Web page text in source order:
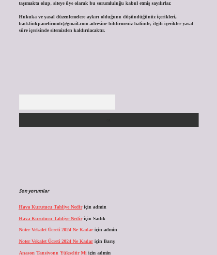
taşımakta olup, siteye üye olarak bu sorumluluğu kabul etmiş sayılırlar.
Hukuka ve yasal düzenlemelere aykırı olduğunu düşündüğünüz içerikleri,
backlinkpanelicomtr@gmail.comadresine bildirmeniz halinde, ilgili içerikler yasal
süre içerisinde sitemizden kaldırılacaktır.
Son yorumlar
Hava Kurutucu Tahliye Nediriçin admin
Hava Kurutucu Tahliye Nediriçin Sadık
Noter Vekalet Ücreti 2024 Ne Kadariçin admin
Noter Vekalet Ücreti 2024 Ne Kadariçin Barış
Anason Tansiyonu Yükseltir Mi için admin